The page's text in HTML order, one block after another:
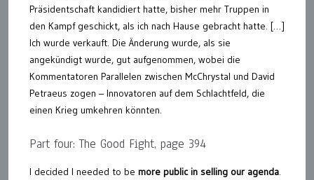
Präsidentschaft kandidiert hatte, bisher mehr Truppen in
den Kampf geschickt, als ich nach Hause gebracht hatte. […]
Ich wurde verkauft. Die Änderung wurde, als sie
angekündigt wurde, gut aufgenommen, wobei die
Kommentatoren Parallelen zwischen McChrystal und David
Petraeus zogen – Innovatoren auf dem Schlachtfeld, die
einen Krieg umkehren könnten.
Part four: The Good Fight, page 394
I decided I needed to be more public in selling our agenda.